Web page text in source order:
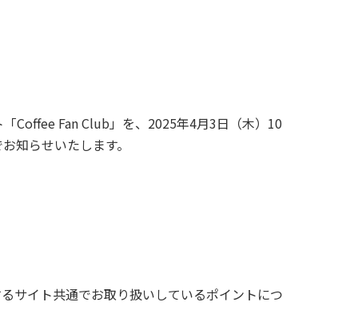
Coffee Fan Club」を、2025年4月3日（木）10
知らせいたします。
サイト共通でお取り扱いしているポイントにつ